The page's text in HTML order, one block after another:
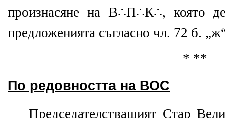
произнасяне на В∴П∴К∴, която
предложенията съгласно чл. 72 б.
* **
По редовността на ВОС
Председателстващият Стар